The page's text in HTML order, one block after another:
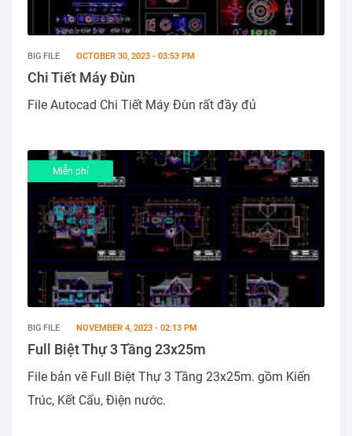
BIG FILE OCTOBER 30, 2023 - 03:53 PM
Chi Tiết Máy Đùn
File Autocad Chi Tiết Máy Đùn rất đầy đủ
Miễn phí
BIG FILE NOVEMBER 4, 2023 - 02:13 PM
Full Biệt Thự 3 Tầng 23x25m
File bản vẽ Full Biệt Thự 3 Tầng 23x25m. gồm Kiến
Trúc, Kết Cấu, Điện nước.